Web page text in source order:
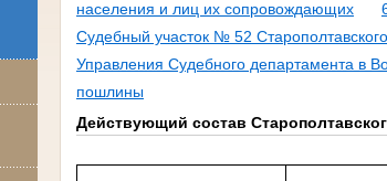
населения и лиц их сопровождающих
Судебный участок № 52
Управления Судебного департамента в
пошлины
Действующий состав